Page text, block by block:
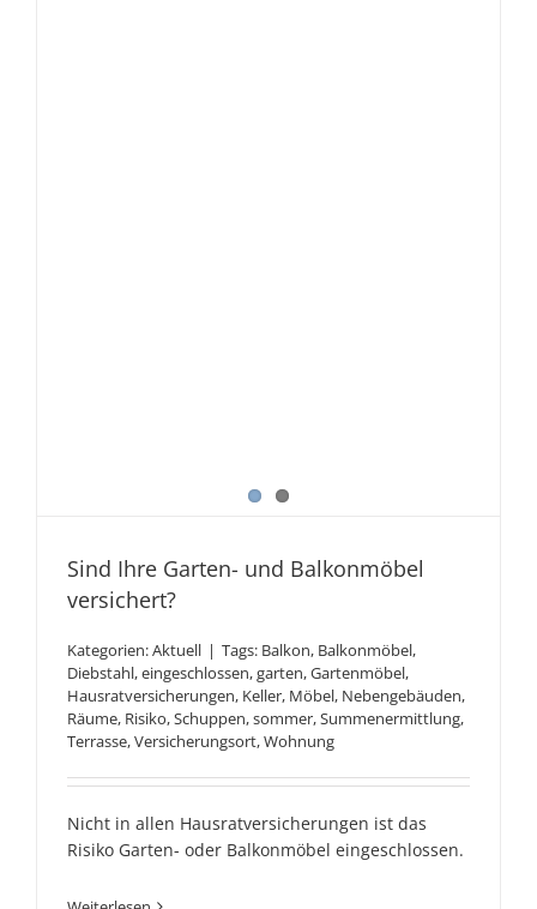
Sind Ihre Garten- und Balkonmöbel
versichert?
Kategorien:Aktuell | Tags: Balkon, Balkonmöbel,
Diebstahl,eingeschlossen,garten,Gartenmöbel,
Hausratversicherungen, Keller, Möbel, Nebengebäuden,
Räume, Risiko,Schuppen,sommer,Summenermittlung,
Terrasse,Versicherungsort,Wohnung
Nicht in allen Hausratversicherungen ist das
Risiko Garten- oder Balkonmöbel eingeschlossen.